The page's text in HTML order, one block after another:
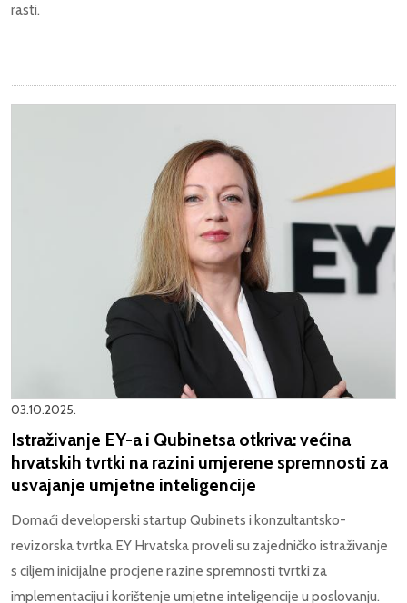
rasti.
03.10.2025.
Istraživanje EY-a i Qubinetsa otkriva: većina
hrvatskih tvrtki na razini umjerene spremnosti za
usvajanje umjetne inteligencije
Domaći developerski startup Qubinets i konzultantsko-
revizorska tvrtka EY Hrvatska proveli su zajedničko istraživanje
s ciljem inicijalne procjene razine spremnosti tvrtki za
implementaciju i korištenje umjetne inteligencije u poslovanju.